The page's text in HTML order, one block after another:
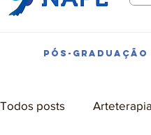
PÓS-GRADUAÇÃO
Todos posts Arteterapia